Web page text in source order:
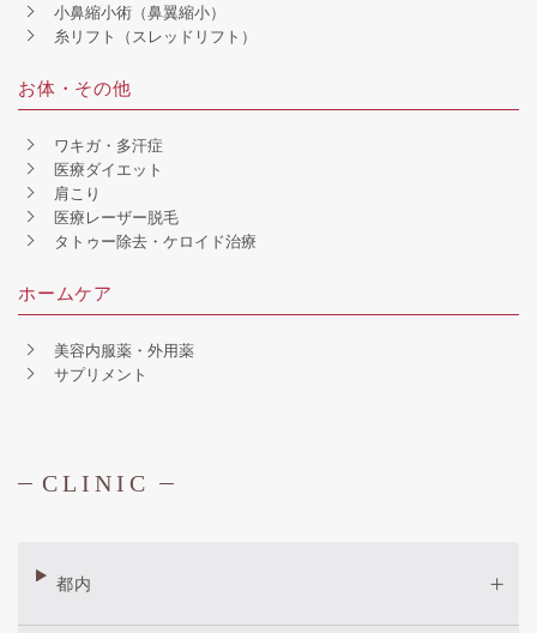
小鼻縮小術（鼻翼縮小）
糸リフト（スレッドリフト）
お体・その他
ワキガ・多汗症
医療ダイエット
肩こり
医療レーザー脱毛
タトゥー除去・ケロイド治療
ホームケア
美容内服薬・外用薬
サプリメント
CLINIC
都内